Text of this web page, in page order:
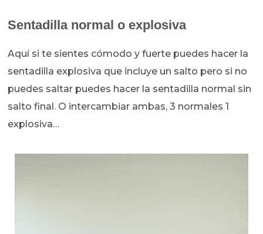
Sentadilla normal o explosiva
Aquí si te sientes cómodo y fuerte puedes hacer la
sentadilla explosiva que incluye un salto pero si no
puedes saltar puedes hacer la sentadilla normal sin
salto final. O intercambiar ambas, 3 normales 1
explosiva…